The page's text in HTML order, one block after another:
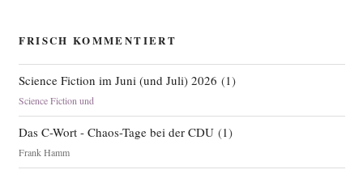
FRISCH KOMMENTIERT
Science Fiction im Juni (und Juli) 2026 (1)
Science Fiction und
Das C-Wort - Chaos-Tage bei der CDU(1)
Frank Hamm